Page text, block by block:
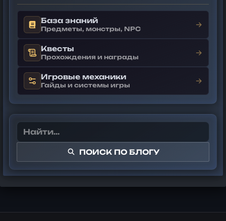
База знаний
Предметы, монстры, NPC →
Квесты
Прохождения и награды →
Игровые механики
Гайды и системы игры →
ПОИСК ПО БЛОГУ